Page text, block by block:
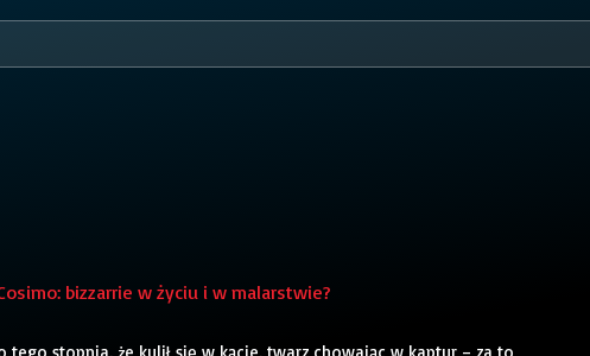
bizzarrie w życiu i w malarstwie?